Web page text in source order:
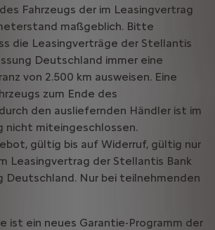
Fahrzeugs der im Leasingvertrag
maßgeblich. Bitte
die Leasingverträge der Stellantis
Deutschland immer eine
von 2.500 km ausweisen. Eine
zum Ende des
den ausliefernden Händler ist im
nicht miteingeschlossen.
gültig bis auf Widerruf, gültig nur
Leasingvertrag der Stellantis Bank
Deutschland. Nur bei teilnehmenden
ist ein neues Garantie-Programm der